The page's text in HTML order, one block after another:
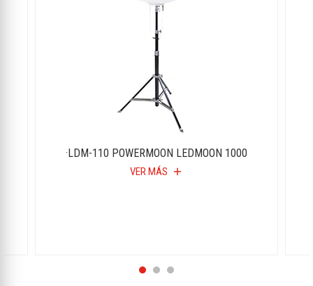
·LDM-110 POWERMOON LEDMOON 1000
VER MÁS add